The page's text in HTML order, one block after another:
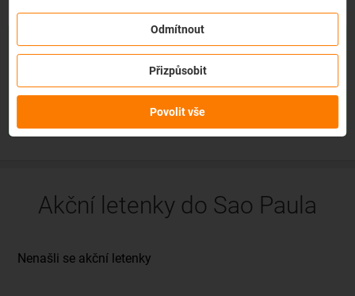
rezervace, jako jedatum, destinace nebo dokonce cestující,a
bez udání důvodu!
služby obdržítekredit až ve výši 80 % ceny rezervacena
během procesu rezervace letenky.
Akční letenky do Sao Paula
Odmítnout
Přizpůsobit
Povolit vše